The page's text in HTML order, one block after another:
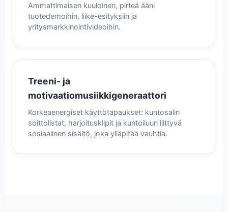
Ammattimaisen kuuloinen, pirteä ääni
tuotedemoihin, liike-esityksiin ja
yritysmarkkinointivideoihin.
Treeni- ja
motivaatiomusiikkigeneraattori
Korkeaenergiset käyttötapaukset: kuntosalin
soittolistat, harjoitusklipit ja kuntoiluun liittyvä
sosiaalinen sisältö, joka ylläpitää vauhtia.